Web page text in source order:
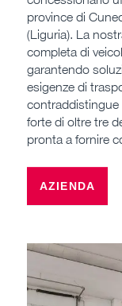
province di
(Liguria). La
completa di
garantendo
esigenze di
contraddistingue
forte di oltre tre
pronta a fornire
AZIENDA